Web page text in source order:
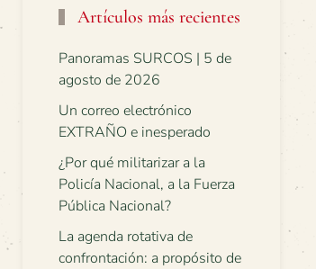
Artículos más recientes
Panoramas SURCOS | 5 de
agosto de 2026
Un correo electrónico
EXTRAÑO e inesperado
¿Por qué militarizar a la
Policía Nacional, a la Fuerza
Pública Nacional?
La agenda rotativa de
confrontación: a propósito de